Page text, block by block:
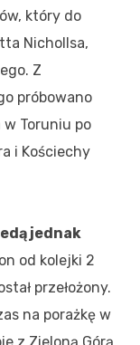
który do
Nichollsa,
Z
próbowano
Toruniu po
i Kościechy
jednak
od kolejki 2
przełożony.
na porażkę w